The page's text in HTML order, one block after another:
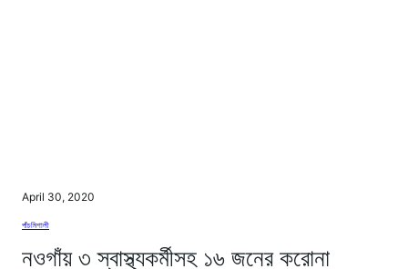
April 30, 2020
পাঁচমিশালী
নওগাঁয় ৩ স্বাস্থ্যকর্মীসহ ১৬ জনের করোনা